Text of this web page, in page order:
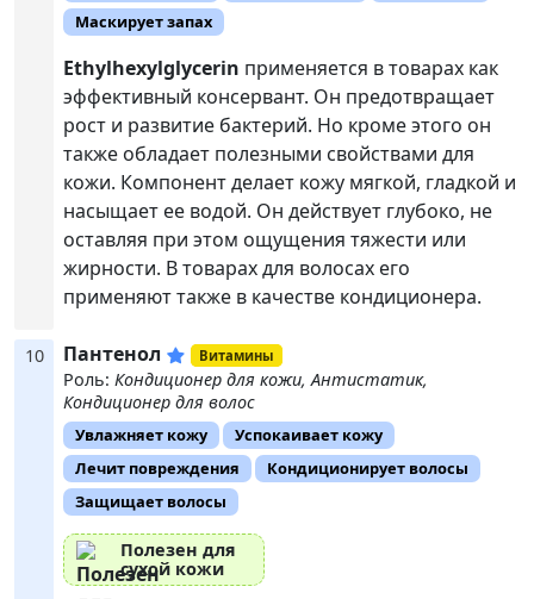
Маскирует запах
Ethylhexylglycerin применяется в товарах как
эффективный консервант. Он предотвращает
рост и развитие бактерий. Но кроме этого он
также обладает полезными свойствами для
кожи. Компонент делает кожу мягкой, гладкой и
насыщает ее водой. Он действует глубоко, не
оставляя при этом ощущения тяжести или
жирности. В товарах для волосах его
применяют также в качестве кондиционера.
10 Пантенол Витамины
Роль: Кондиционер для кожи, Антистатик,
Кондиционер для волос
Увлажняет кожу
Успокаивает кожу
Лечит повреждения
Кондиционирует волосы
Защищает волосы
Полезен для
сухой кожи